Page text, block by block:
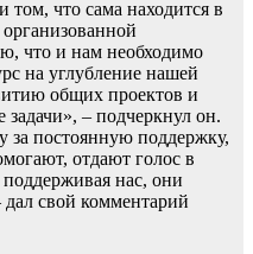
что сама находится в
что и нам необходимо
на углубление нашей
общих проектов и
– подчеркнул он.
за постоянную поддержку,
отдают голос в
нас, они
свой комментарий